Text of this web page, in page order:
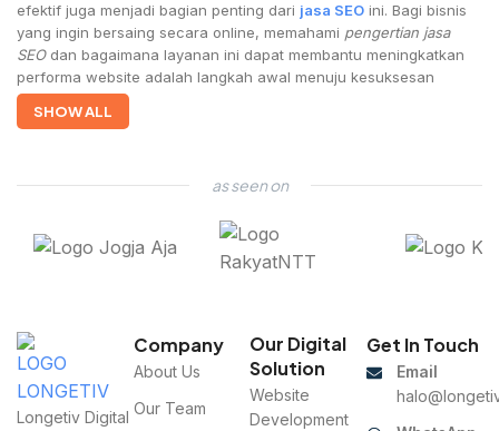
efektif juga menjadi bagian penting dari jasa SEO ini. Bagi bisnis
yang ingin bersaing secara online, memahami pengertian jasa
SEOdan bagaimana layanan ini dapat membantu meningkatkan
performa website adalah langkah awal menuju kesuksesan
digital.
SHOW ALL
as seen on
Longetiv Digital
Company
About Us
Our Team
Our Digital
Solution
Website
Development
Get In Touch
Email